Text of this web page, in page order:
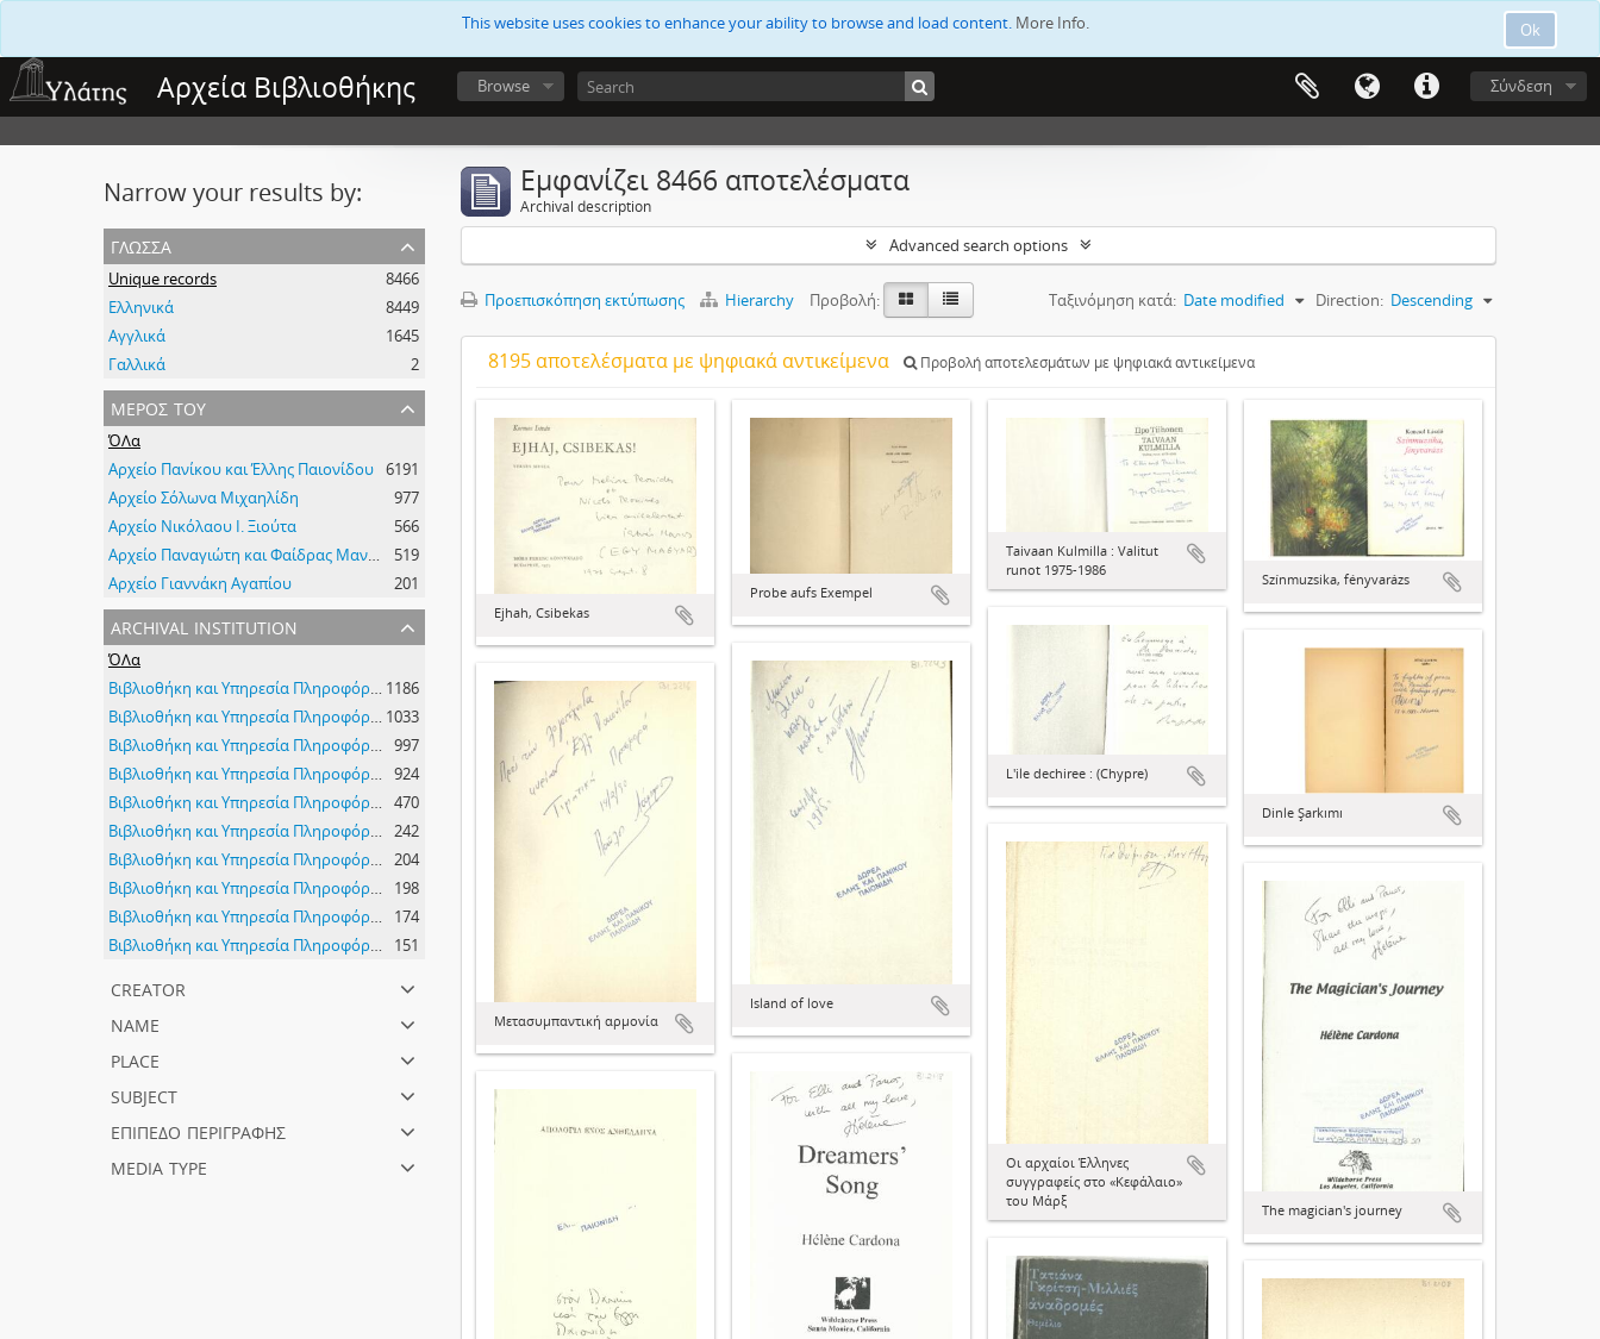
Ok
This website uses cookies to enhance your ability to browse and load content. More Info.
Αρχεία Βιβλιοθήκης Σύνδεση
Browse
Narrow your results by:
γλώσσα
Unique records
8466
Ελληνικά
8449
Αγγλικά
1645
Γαλλικά
2
μέρος του
ΌΛα
Αρχείο Πανίκου και Έλλης Παιονίδου 6191
Αρχείο Σόλωνα Μιχαηλίδη
977
Αρχείο Νικόλαου Ι. Ξιούτα
566
Αρχείο Παναγιώτη και Φαίδρας Μανδαλιού
519
Αρχείο Γιαννάκη Αγαπίου
201
archival institution
ΌΛα
Βιβλιοθήκη και Υπηρεσία Πληροφόρησης Τεχνολογικού Πανεπιστημίου Κύπρου 1186
Βιβλιοθήκη και Υπηρεσία Πληροφόρησης Τεχνολογικού Πανεπιστημίου Κύπρου 1033
Βιβλιοθήκη και Υπηρεσία Πληροφόρησης Τεχνολογικού Πανεπιστημίου Κύπρου
997
Βιβλιοθήκη και Υπηρεσία Πληροφόρησης Τεχνολογικού Πανεπιστημίου Κύπρου
924
Βιβλιοθήκη και Υπηρεσία Πληροφόρησης Τεχνολογικού Πανεπιστημίου Κύπρου
470
Βιβλιοθήκη και Υπηρεσία Πληροφόρησης Τεχνολογικού Πανεπιστημίου Κύπρου
242
Βιβλιοθήκη και Υπηρεσία Πληροφόρησης Τεχνολογικού Πανεπιστημίου Κύπρου
204
Βιβλιοθήκη και Υπηρεσία Πληροφόρησης Τεχνολογικού Πανεπιστημίου Κύπρου
198
Βιβλιοθήκη και Υπηρεσία Πληροφόρησης Τεχνολογικού Πανεπιστημίου Κύπρου
174
Βιβλιοθήκη και Υπηρεσία Πληροφόρησης Τεχνολογικού Πανεπιστημίου Κύπρου
151
creator
name
place
subject
επίπεδο περιγραφής
media type
Εμφανίζει 8466 αποτελέσματα
Archival description
Advanced search options
Προεπισκόπηση εκτύπωσης Hierarchy Προβολή: Ταξινόμηση κατά: Date modified Direction: Descending
8195 αποτελέσματα με ψηφιακά αντικείμενα Προβολή αποτελεσμάτων με ψηφιακά αντικείμενα
Ejhah, Csibekas
Probe aufs Exempel
Taivaan Kulmilla : Valitut
runot 1975-1986
Színmuzsika, fényvarázs
L'ile dechiree : (Chypre)
Dinle Şarkımı
Island of love
Μετασυμπαντική αρμονία
Οι αρχαίοι Έλληνες
συγγραφείς στο «Κεφάλαιο»
του Μάρξ
The magician's journey